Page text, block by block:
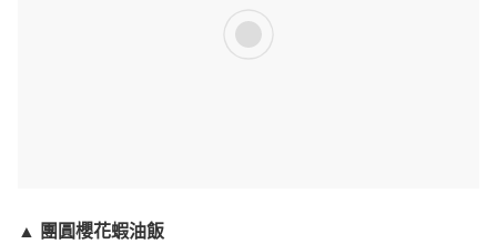
▲ 團圓櫻花蝦油飯